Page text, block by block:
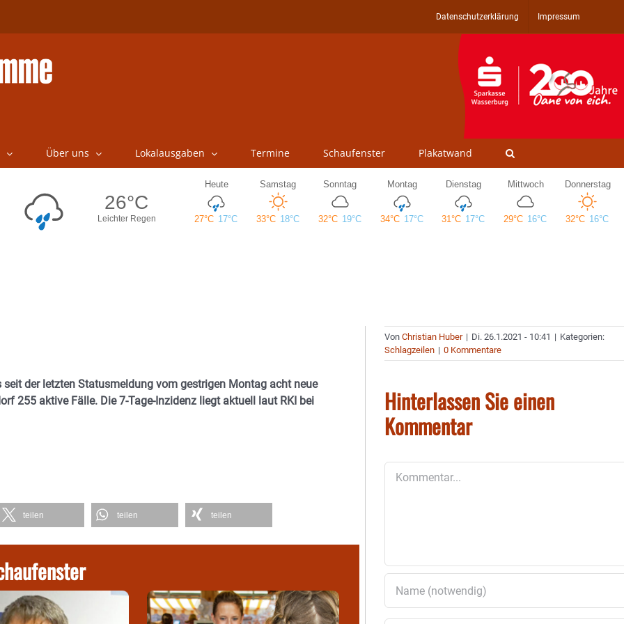
Datenschutzerklärung Impressum
Über uns Lokalausgaben Termine Schaufenster Plakatwand
der letzten Statusmeldung vom gestrigen Montag acht neue
255 aktive Fälle. Die 7-Tage-Inzidenz liegt aktuell laut RKI bei
teilen teilen teilen
VonChristian Huber | Di. 26.1.2021 - 10:41 | Kategorien:
Schlagzeilen | 0 Kommentare
Hinterlassen Sie einen
Kommentar